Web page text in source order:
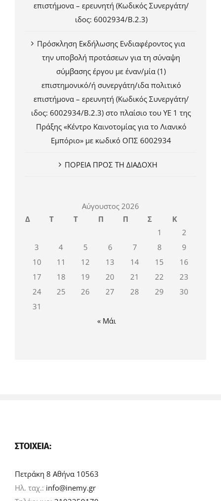
επιστήμονα – ερευνητή (Κωδικός Συνεργάτη/
ιδος: 6002934/Β.2.3)
Πρόσκληση Εκδήλωσης Ενδιαφέροντος για
την υποβολή προτάσεων για τη σύναψη
σύμβασης έργου με έναν/μία (1)
επιστημονικό/ή συνεργάτη/ιδα πολιτικό
επιστήμονα – ερευνητή (Κωδικός Συνεργάτη/
ιδος: 6002934/Β.2.3) στο πλαίσιο του ΥΕ 1 της
Πράξης «Κέντρο Καινοτομίας για το Λιανικό
Εμπόριο» με κωδικό ΟΠΣ 6002934
ΠΟΡΕΙΑ ΠΡΟΣ ΤΗ ΔΙΑΔΟΧΗ
Αύγουστος 2026
Δ
Τ Τ Π Π Σ
Κ
1
2
3
4 5 6 7 8
9
10
11 12 13 14 15
16
17
18 19 20 21 22
23
24
25 26 27 28 29
30
31
« Μάι
ΣΤΟΙΧΕΊΑ:
Πετράκη 8 Αθήνα 10563
Ηλ. ταχ.: info@inemy.gr